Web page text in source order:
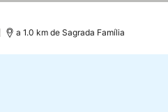
a 1.0 km de Sagrada Família